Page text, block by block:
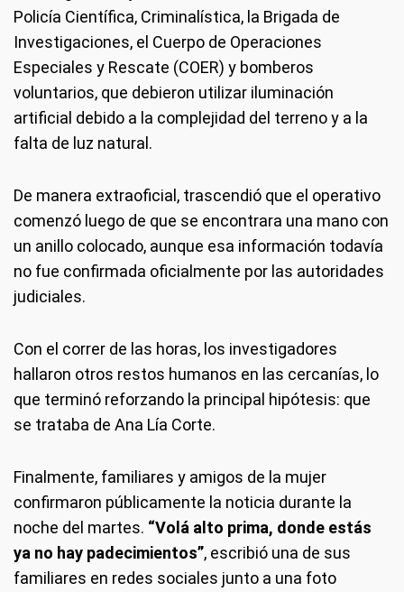
Policía Científica, Criminalística, la Brigada de
Investigaciones, el Cuerpo de Operaciones
Especiales y Rescate (COER) y bomberos
voluntarios, que debieron utilizar iluminación
artificial debido a la complejidad del terreno y a la
falta de luz natural.
De manera extraoficial, trascendió que el operativo
comenzó luego de que se encontrara una mano con
un anillo colocado, aunque esa información todavía
no fue confirmada oficialmente por las autoridades
judiciales.
Con el correr de las horas, los investigadores
hallaron otros restos humanos en las cercanías, lo
que terminó reforzando la principal hipótesis: que
se trataba de Ana Lía Corte.
Finalmente, familiares y amigos de la mujer
confirmaron públicamente la noticia durante la
noche del martes. “Volá alto prima, donde estás
ya no hay padecimientos”, escribió una de sus
familiares en redes sociales junto a una foto